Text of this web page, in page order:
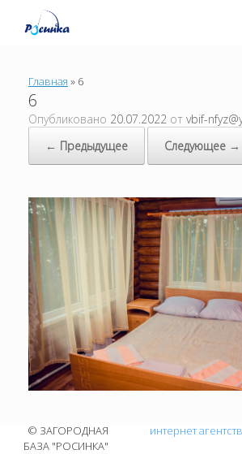
Главная » 6
6
Опубликовано 20.07.2022 от vbif-
← Предыдущее
Следующее →
© ЗАГОРОДНАЯ
БАЗА "РОСИНКА"
интернет